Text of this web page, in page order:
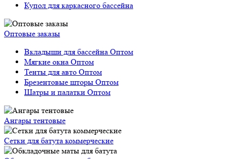
Купол для каркасного бассейна
Оптовые заказы
Вкладыши для бассейна Оптом
Мягкие окна Оптом
Тенты для авто Оптом
Брезентовые шторы Оптом
Шатры и палатки Оптом
Ангары тентовые
Сетки для батута коммерческие